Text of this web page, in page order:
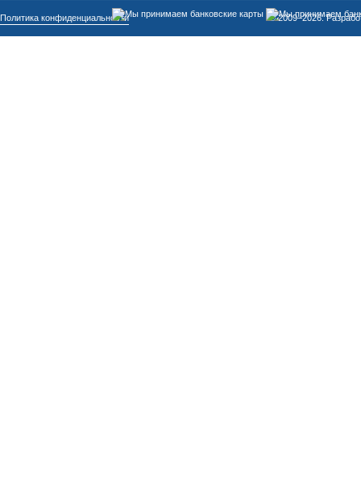
Политика конфиденциальности © 2009–2026.